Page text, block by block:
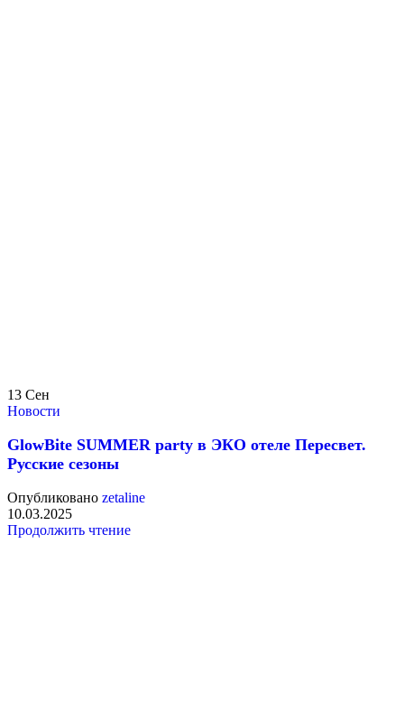
13 Сен
Новости
GlowBite SUMMER party в ЭКО отеле Пересвет.
Русские сезоны
Опубликовано zetaline
10.03.2025
Продолжить чтение